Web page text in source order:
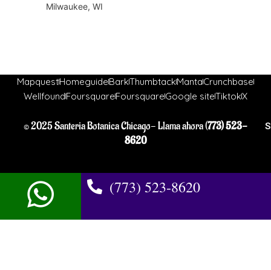
Milwaukee, WI
MapquestHomeguideBarkThumbtackMantaCrunchbase
WellfoundFoursquareFoursquareGoogle siteTiktokX
© 2025 Santeria Botanica Chicago- Llama ahora (773) 523-
8620
(773) 523-8620